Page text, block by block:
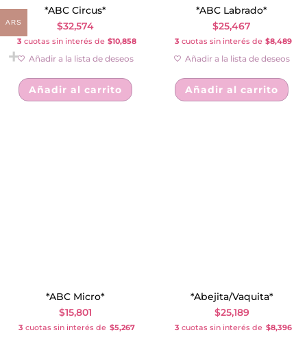
*ABC Circus*
$32,574
3 cuotas sin interés de $10,858
Añadir a la lista de deseos
Añadir al carrito
*ABC Labrado*
$25,467
3 cuotas sin interés de $8,489
Añadir a la lista de deseos
Añadir al carrito
*ABC Micro*
$15,801
3 cuotas sin interés de $5,267
*Abejita/Vaquita*
$25,189
3 cuotas sin interés de $8,396
ARS